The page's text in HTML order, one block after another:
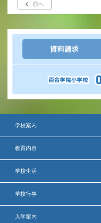
前へ
学校案内
教育内容
学校生活
学校行事
入学案内